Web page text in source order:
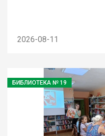
2026-08-11
БИБЛИОТЕКА № 19